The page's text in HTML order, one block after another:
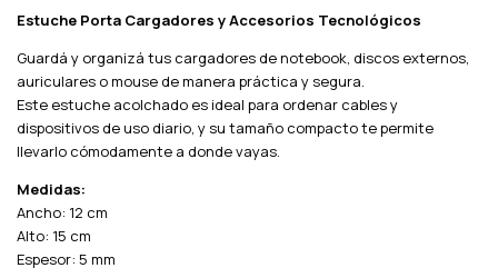
Estuche Porta Cargadores y Accesorios Tecnológicos
Guardá y organizá tus cargadores de notebook, discos externos,
auriculares o mouse de manera práctica y segura.
Este estuche acolchado es ideal para ordenar cables y
dispositivos de uso diario, y su tamaño compacto te permite
llevarlo cómodamente a donde vayas.
Medidas:
Ancho: 12 cm
Alto: 15 cm
Espesor: 5 mm